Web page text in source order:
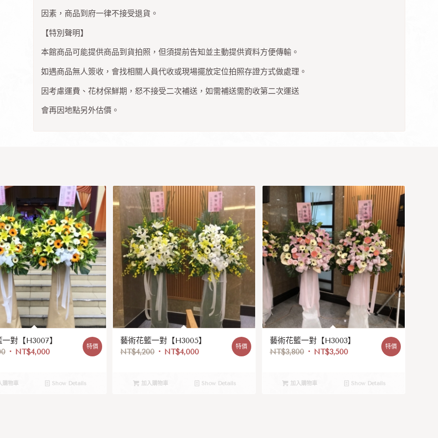
因素，商品到府一律不接受退貨。
【特別聲明】
本館商品可能提供商品到貨拍照，但須提前告知並主動提供資料方便傳輸。
如遇商品無人簽收，會找相關人員代收或現場擺放定位拍照存證方式做處理。
因考慮運費、花材保鮮期，怒不接受二次補送，如需補送需酌收第二次運送
會再因地點另外估價。
對【H3007】
NT$4,000
特價
購物車 Show Details
藝術花籃一對【H3005】
NT$4,200 NT$4,000
特價
加入購物車 Show Details
藝術花籃一對【H3003】
NT$3,800 NT$3,500
特價
加入購物車 Show Details